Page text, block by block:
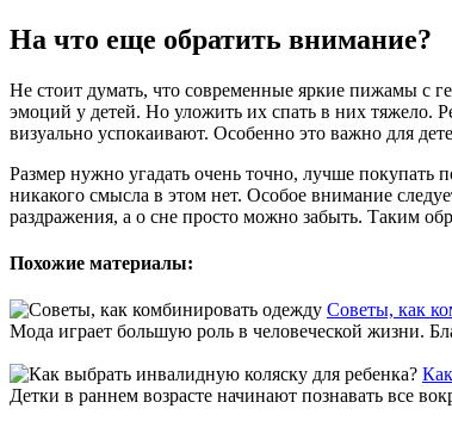
На что еще обратить внимание?
Не стоит думать, что современные яркие пижамы с
эмоций у детей. Но уложить их спать в них тяжело.
визуально успокаивают. Особенно это важно для
Размер нужно угадать очень точно, лучше
никакого смысла в этом нет. Особое внимание
раздражения, а о сне просто можно забыть. Таким
Похожие материалы:
Советы, как
Мода играет большую роль в человеческой жизни.
Детки в раннем возрасте начинают познавать все